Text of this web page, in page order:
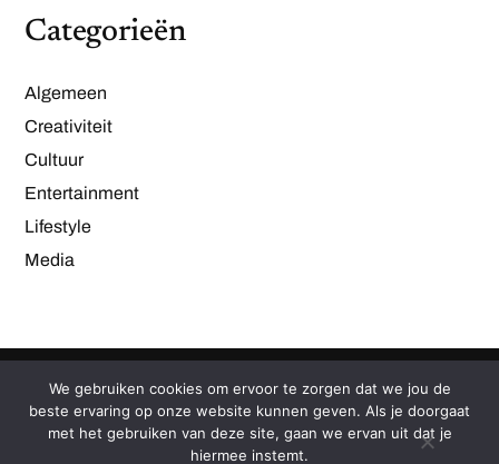
Categorieën
Algemeen
Creativiteit
Cultuur
Entertainment
Lifestyle
Media
© 2026
mashculture.nl
We gebruiken cookies om ervoor te zorgen dat we jou de
beste ervaring op onze website kunnen geven. Als je doorgaat
met het gebruiken van deze site, gaan we ervan uit dat je
hiermee instemt.